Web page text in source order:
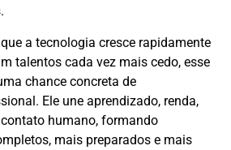
a tecnologia cresce rapidamente
talentos cada vez mais cedo, esse
chance concreta de
Ele une aprendizado, renda,
humano, formando
mais preparados e mais